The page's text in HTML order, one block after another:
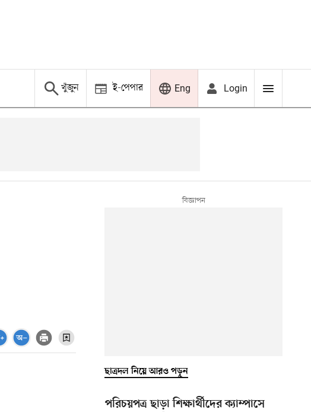
খুঁজুন ই-পেপার Eng Login
ছাত্রদল নিয়ে আরও পড়ুন
পরিচয়পত্র ছাড়া শিক্ষার্থীদের ক্যাম্পাসে